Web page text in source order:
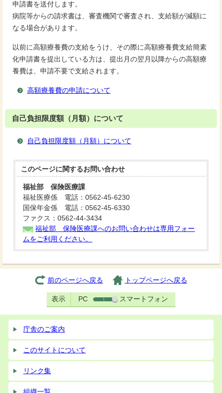
申請書を送付します。
病院等からの請求書は、審査機関で審査され、支給額が減額に
なる場合があります。
以前に高額療養費の支給をうけ、その際に高額療養費支給簡素
化申請書を提出している方は、提出月の翌月以降からの高額療
養費は、申請不要で支給されます。
高額療養費の申請について
自己負担限度額（月額）について
自己負担限度額（月額）について
このページに関するお問い合わせ
福祉部 保険医療課
福祉医療係 電話：0562-45-6230
国保年金係 電話：0562-45-6330
ファクス：0562-44-3434
福祉部 保険医療課へのお問い合わせは専用フォー
ムをご利用ください。
前のページへ戻る トップページへ戻る
表示 PC スマートフォン
庁舎のご案内
このサイトについて
リンク集